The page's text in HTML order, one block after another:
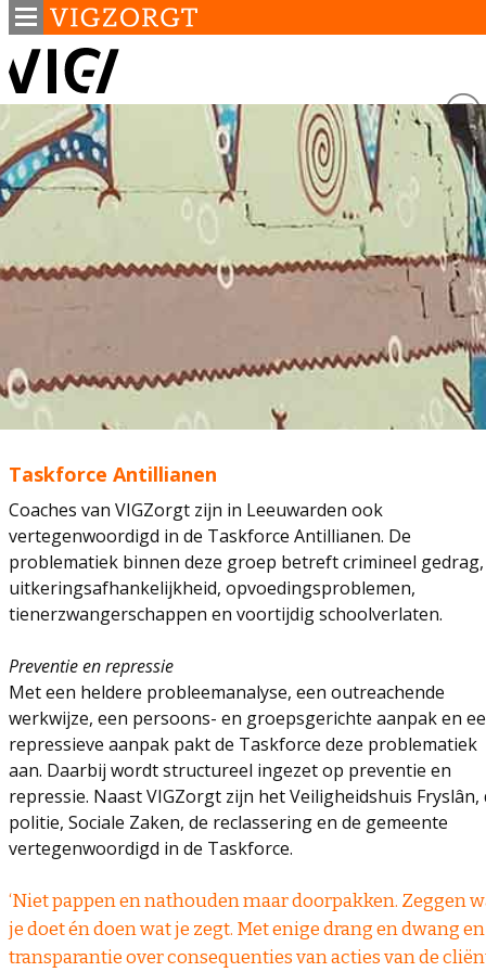
Taskforce Antillianen
Coaches van VIGZorgt zijn in Leeuwarden ook
vertegenwoordigd in de Taskforce Antillianen. De
problematiek binnen deze groep betreft crimineel gedrag,
uitkeringsafhankelijkheid, opvoedingsproblemen,
tienerzwangerschappen en voortijdig schoolverlaten.
Preventie en repressie
Met een heldere probleemanalyse, een outreachende
werkwijze, een persoons- en groepsgerichte aanpak en
repressieve aanpak pakt de Taskforce deze problematiek
aan. Daarbij wordt structureel ingezet op preventie en
repressie. Naast VIGZorgt zijn het Veiligheidshuis Fryslân,
politie, Sociale Zaken, de reclassering en de gemeente
vertegenwoordigd in de Taskforce.
‘Niet pappen en nathouden maar doorpakken. Zeggen
je doet én doen wat je zegt. Met enige drang en dwang en
transparantie over consequenties van acties van de